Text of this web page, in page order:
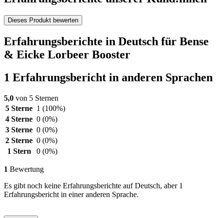
Dieses Produkt bewerten
Erfahrungsberichte in Deutsch für Bense
& Eicke Lorbeer Booster
1 Erfahrungsbericht in anderen Sprachen
5,0 von 5 Sternen
5 Sterne 1 (100%)
4 Sterne 0 (0%)
3 Sterne 0 (0%)
2 Sterne 0 (0%)
1 Stern
0 (0%)
1 Bewertung
Es gibt noch keine Erfahrungsberichte auf Deutsch, aber 1
Erfahrungsbericht in einer anderen Sprache.